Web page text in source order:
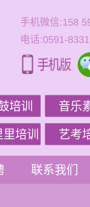
手机微信:158
电话:0591-
培训 音乐
培训 艺考
联系我们